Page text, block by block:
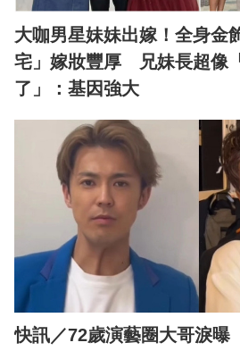
大咖男星妹妹出嫁！全身金
宅」嫁妝豐厚 兄妹長超像
了」：基因強大
快訊／72歲演藝圈大哥淚曝